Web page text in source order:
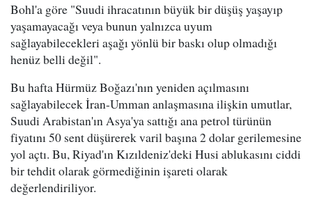
Bohl'a göre "Suudi ihracatının büyük bir düşüş yaşayıp
yaşamayacağı veya bunun yalnızca uyum
sağlayabilecekleri aşağı yönlü bir baskı olup olmadığı
henüz belli değil".
Bu hafta Hürmüz Boğazı'nın yeniden açılmasını
sağlayabilecek İran-Umman anlaşmasına ilişkin umutlar,
Suudi Arabistan'ın Asya'ya sattığı ana petrol türünün
fiyatını 50 sent düşürerek varil başına 2 dolar gerilemesine
yol açtı. Bu, Riyad'ın Kızıldeniz'deki Husi ablukasını ciddi
bir tehdit olarak görmediğinin işareti olarak
değerlendiriliyor.